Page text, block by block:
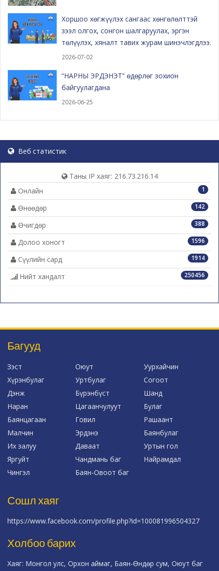
Хоршоо хөгжүүлэх сангаас хөнгөлөлттэй
зээл олгох, сонгон шалгаруулах, эргэн
төлүүлэх, хяналт тавих журам шинэчлэгдлээ.
2026-07-02
“НАРНЫ ЭРДЭНЭТ” өдөрлөг зохион
байгуулагдана
2026-06-25
Веб статистик
Таны IP хаяг: 216.73.216.14
1
Онлайн
142
Өнөөдөр
388
Өчигдөр
1596
Долоо хоногт
1914
Сүүлийн сард
250456
Нийт хандалт
Багууд
Зэст Оюут
Уурхайчин
Хүрэнбулаг
Уртбулаг
Согоот
Дэнж
Бүрэнбүст
Шанд
Наран
Цагаанчулуут
Булаг
Баянцагаан
Говил
Рашаант
Малчин
Эрдэнэ
Баянбулаг
Их залуу
Даваат
Уртын гол
Яргуйт
Чандмань баг
Найрамдал
Чингэл
Баян-Овоот баг
Сошл хаяг
https://www.facebook.com/profile.php?id=100081996504327
Холбоо барих
Хаяг: Монгол улс, Орхон аймаг, Баян-Өндөр сум, Оюут баг